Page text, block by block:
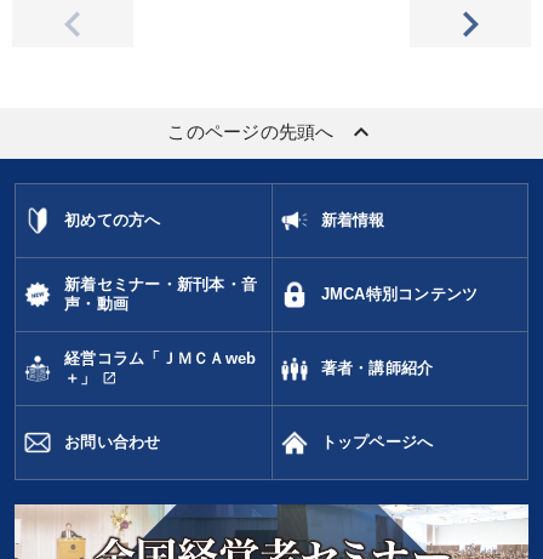
このページの先頭へ keyboard_arrow_up
初めての方へ 新着情報
新着セミナー・新刊本・音
声・動画
JMCA特別コンテンツ
経営コラム「ＪＭＣＡweb
＋」
open_in_new
著者・講師紹介
お問い合わせ トップページへ